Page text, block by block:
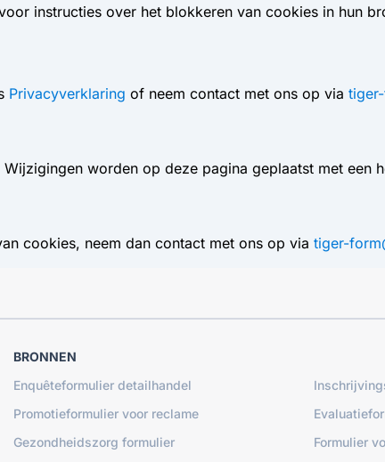
instructies over het blokkeren van cookies in hun
Privacyverklaring of neem contact met ons op via
worden op deze pagina geplaatst met een
cookies, neem dan contact met ons op via tiger-
BRONNEN
Enquêteformulier detailhandel
Promotieformulier voor reclame
Gezondheidszorg formulier
Formulier